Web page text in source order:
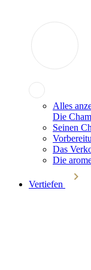
Alles
Die
Seinen
Das
Die
Vertiefen